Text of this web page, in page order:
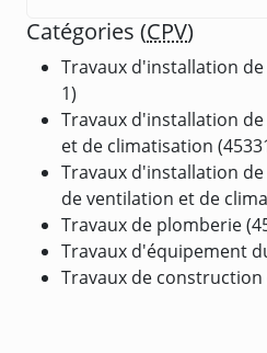
Catégories (CPV)
Travaux d'installation
1)
Travaux d'installation
et de climatisation
Travaux d'installation
de ventilation et de
Travaux de plomberie
Travaux d'équipement
Travaux de construction